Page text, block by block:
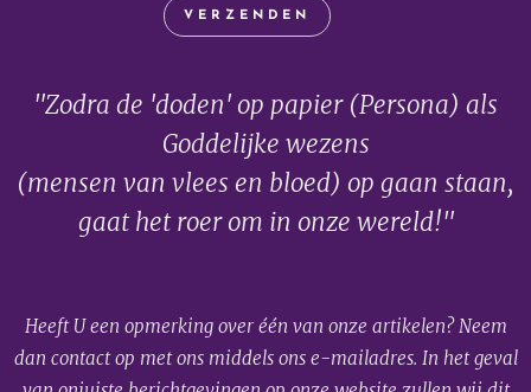
VERZENDEN
"Zodra de 'doden' op papier (Persona) als
Goddelijke wezens
(mensen van vlees en bloed) op gaan staan,
gaat het roer om in onze wereld!"
Heeft U een opmerking over één van onze artikelen? Neem
dan contact op met ons middels ons e-mailadres. In het geval